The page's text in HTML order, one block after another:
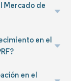
Mercado de
en el
en el